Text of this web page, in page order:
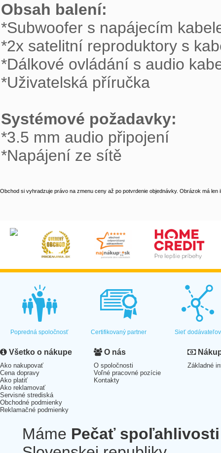
Obsah balení:
*Subwoofer s napájecím
*2x satelitní reproduktory s
*Dálkové ovládání s audio
*Uživatelská příručka
Systémové požadavky:
*3.5 mm audio připojení
*Napájení ze sítě
Obchod si vyhradzuje právo na zmenu ceny až po potvrdenie objednávky. Obrázok má len
Popredná spoločnosť Certifikovaný partner Sieť dodávateľov
Všetko o nákupe
Ako nakupovať
Cena dopravy
Ako platiť
Ako reklamovať
Servisné strediská
Obchodné podmienky
Reklamačné podmienky
O nás
O spoločnosti
Voľné pracovné pozície
Kontakty
Základné
Máme Pečať spoľahlivosti